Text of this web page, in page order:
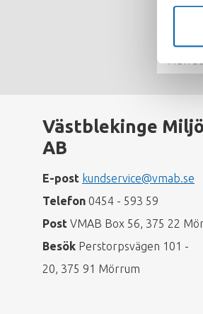
Klicka
Västblekinge Miljö
AB
E-post kundservice@vmab.se
Telefon 0454 - 593 59
Post VMAB Box 56, 375 22
Besök Perstorpsvägen 101 -
20, 375 91 Mörrum